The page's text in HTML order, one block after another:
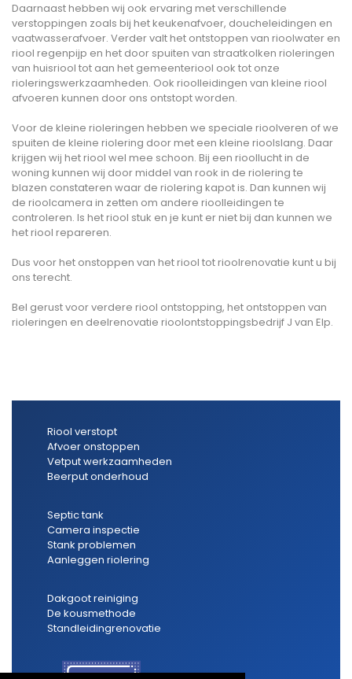
Daarnaast hebben wij ook ervaring met verschillende
verstoppingen zoals bij het keukenafvoer, doucheleidingen en
vaatwasserafvoer. Verder valt het ontstoppen van rioolwater en
riool regenpijp en het door spuiten van straatkolken rioleringen
van huisriool tot aan het gemeenteriool ook tot onze
rioleringswerkzaamheden. Ook rioolleidingen van kleine riool
afvoeren kunnen door ons ontstopt worden.
Voor de kleine rioleringen hebben we speciale rioolveren of we
spuiten de kleine riolering door met een kleine rioolslang. Daar
krijgen wij het riool wel mee schoon. Bij een rioollucht in de
woning kunnen wij door middel van rook in de riolering te
blazen constateren waar de riolering kapot is. Dan kunnen wij
de rioolcamera in zetten om andere rioolleidingen te
controleren. Is het riool stuk en je kunt er niet bij dan kunnen we
het riool repareren.
Dus voor het onstoppen van het riool tot rioolrenovatie kunt u bij
ons terecht.
Bel gerust voor verdere riool ontstopping, het ontstoppen van
rioleringen en deelrenovatie rioolontstoppingsbedrijf J van Elp.
Riool verstopt
Afvoer onstoppen
Vetput werkzaamheden
Beerput onderhoud
Septic tank
Camera inspectie
Stank problemen
Aanleggen riolering
Dakgoot reiniging
De kousmethode
Standleidingrenovatie